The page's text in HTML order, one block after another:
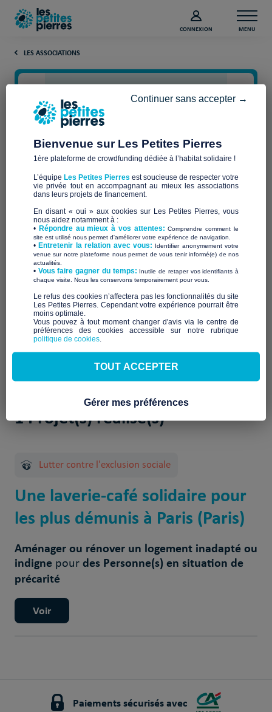
CONNEXION MENU
LES ASSOCIATIONS
La Corvée
Qui sommes-nous ?
La Corvée est un espace participatif et ouvert à tous
permettant de faire sa lessive, de se restaurer, d’apprendre
et d’échanger des savoirs-faire dans le 18e arrondissement
de Paris.
1 Projet(s) réalisé(s)
Lutter contre l'exclusion sociale
Une laverie-café solidaire pour
les plus démunis à Paris (Paris)
Aménager ou rénover un logement inadapté ou
indigne pourdes Personne(s) en situation de
précarité
Voir
Paiements sécurisés avec
Bienvenue sur Les Petites Pierres
1ère plateforme de crowdfunding dédiée à l’habitat solidaire !
L’équipe Les Petites Pierres est soucieuse de respecter votre
vie privée tout en accompagnant au mieux les associations
dans leurs projets de financement.
En disant « oui » aux cookies sur Les Petites Pierres, vous
nous aidez notamment à :
• Répondre au mieux à vos attentes:Comprendre comment le
site est utilisé nous permet d'améliorer votre expérience de navigation.
•Entretenir la relation avec vous: Identifier anonymement votre
venue sur notre plateforme nous permet de vous tenir informé(e) de nos
actualités.
​• Vous faire gagner du temps: Inutile de retaper vos identifiants à
chaque visite. Nous les conservons temporairement pour vous.
​Le refus des cookies n’affectera pas les fonctionnalités du site
Les Petites Pierres. Cependant votre expérience pourrait être
moins optimale.​
Vous pouvez à tout moment changer d'avis via le centre de
préférences des cookies accessible sur notre rubrique
politique de cookies
Continuer sans accepter →
TOUT ACCEPTER
Gérer mes préférences